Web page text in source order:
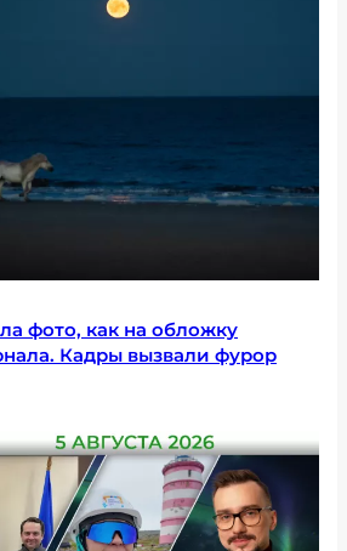
фото, как на обложку
Кадры вызвали фурор